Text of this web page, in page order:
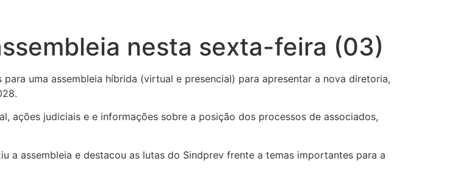
nesta sexta-feira (03)
uma assembleia híbrida (virtual e presencial) para apresentar a nova diretoria,
ações judiciais e e informações sobre a posição dos processos de associados,
a assembleia e destacou as lutas do Sindprev frente a temas importantes para a